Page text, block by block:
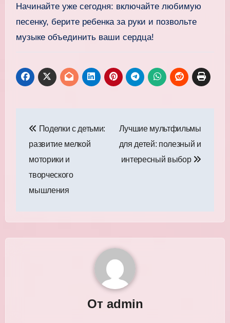
Начинайте уже сегодня: включайте любимую
песенку, берите ребенка за руки и позвольте
музыке объединить ваши сердца!
по
записям
Поделки с детьми:
развитие мелкой
моторики и
творческого
мышления
Лучшие мультфильмы
для детей: полезный и
интересный выбор
От admin